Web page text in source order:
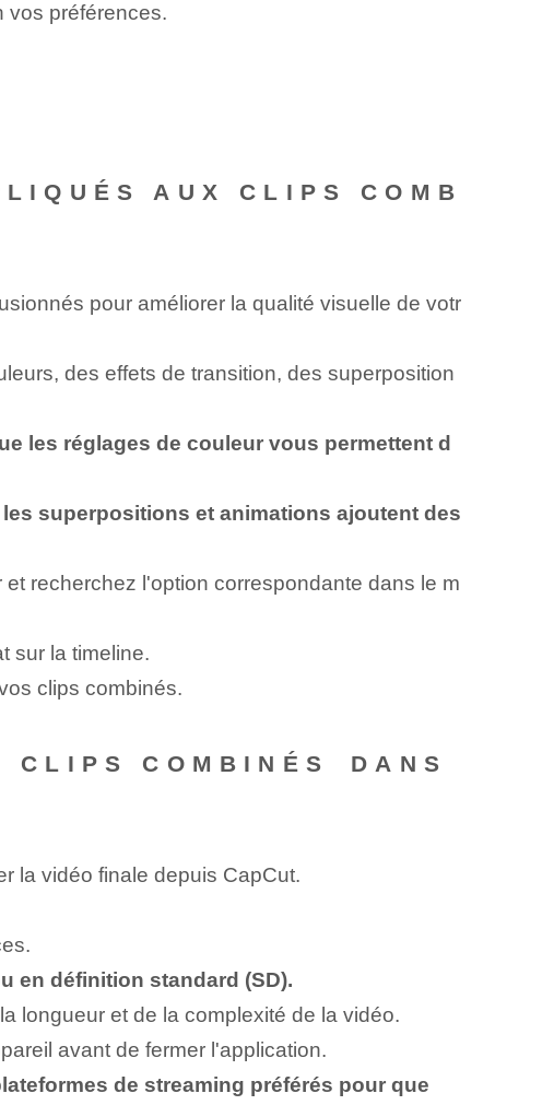
vos préférences.
AUX CLIPS COMB
pour améliorer la qualité visuelle de votr
des effets de transition, des superposition
les réglages de couleur vous permettent d
superpositions et animations ajoutent des
recherchez l'option correspondante dans le m
sur la timeline.
clips combinés.
CLIPS COMBINÉS⁤ DANS
la vidéo finale depuis CapCut.
en définition standard (SD).
longueur et de la complexité de la vidéo.
avant de fermer l'application.
de streaming préférés pour que